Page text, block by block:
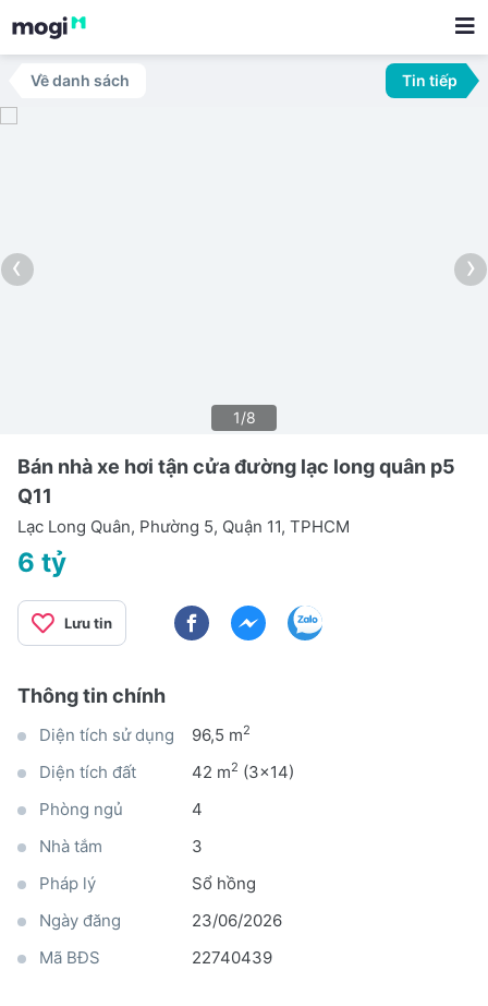
Về danh sách Tin tiếp
‹ ›
1/8
Bán nhà xe hơi tận cửa đường lạc long quân p5
Q11
Lạc Long Quân, Phường 5, Quận 11, TPHCM
6 tỷ
Lưu tin
Thông tin chính
Diện tích sử dụng 96,5 m2
Diện tích đất 42 m2 (3x14)
Phòng ngủ
4
Nhà tắm
3
Pháp lý
Sổ hồng
Ngày đăng
23/06/2026
Mã BĐS
22740439